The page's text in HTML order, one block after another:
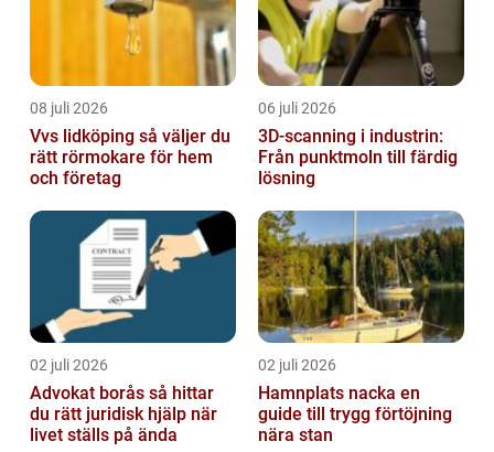
08 juli 2026
Vvs lidköping så väljer du
rätt rörmokare för hem
och företag
06 juli 2026
3D-scanning i industrin:
Från punktmoln till färdig
lösning
02 juli 2026
Advokat borås så hittar
du rätt juridisk hjälp när
livet ställs på ända
02 juli 2026
Hamnplats nacka en
guide till trygg förtöjning
nära stan